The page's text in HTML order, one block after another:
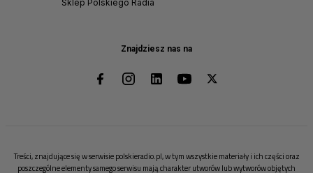
Znajdziesz nas na
Sklep Polskiego Radia
Treści, znajdujące się w serwisie polskieradio.pl, w tym wszystkie materiały i ich części oraz
poszczególne elementy samego serwisu mają charakter utworów lub wytworów objętych